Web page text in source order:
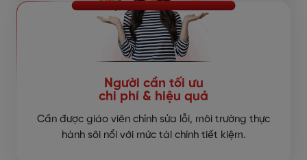
Người cần tối ưu
chi phí & hiệu quả
Cần được giáo viên chỉnh sửa lỗi, môi trường thực
hành sôi nổi với mức tài chính tiết kiệm.